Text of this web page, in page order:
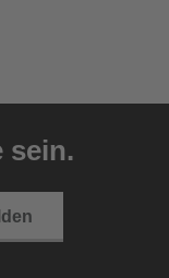
sein.